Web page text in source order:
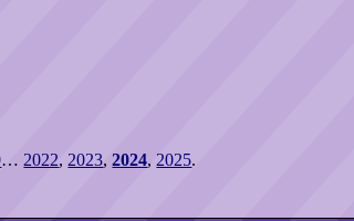
… 2022, 2023,2024, 2025.